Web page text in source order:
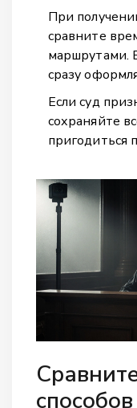
При
сравните
маршрутами.
сразу
Если суд
сохраняйте
пригодиться